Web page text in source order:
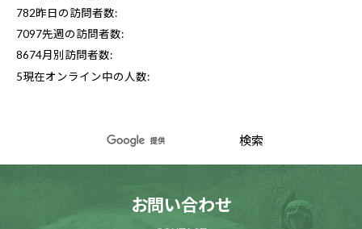
782昨日の訪問者数:
7097先週の訪問者数:
8674月別訪問者数:
5現在オンライン中の人数:
お問い合わせ